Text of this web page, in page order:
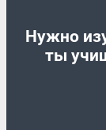
Нужно
ты